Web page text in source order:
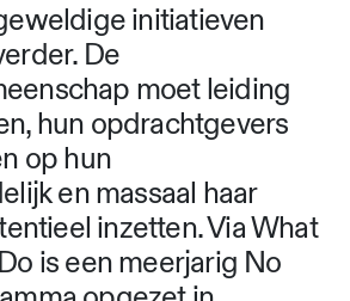
initiatieven
De
moet leiding
hun opdrachtgevers
op hun
en massaal haar
inzetten. Via What
is een meerjarig No